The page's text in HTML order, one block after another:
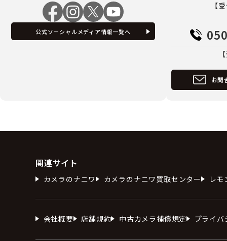
公式ソーシャルメディア情報一覧へ
【
お問
関連サイト
カメラのナニワ カメラのナニワ買取センター レモ
会社概要 店舗規約 中古カメラ補償規定 プライ